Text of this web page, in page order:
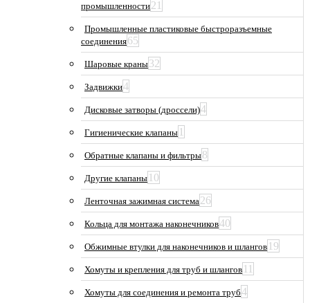
промышленности21
Промышленные пластиковые быстроразъемные
соединения65
Шаровые краны32
Задвижки4
Дисковые затворы (дроссели)4
Гигиенические клапаны 1
Обратные клапаны и фильтры8
Другие клапаны 10
Ленточная зажимная система26
Кольца для монтажа наконечников40
Обжимные втулки для наконечников и шлангов 19
Хомуты и крепления для труб и шлангов 11
Хомуты для соединения и ремонта труб4